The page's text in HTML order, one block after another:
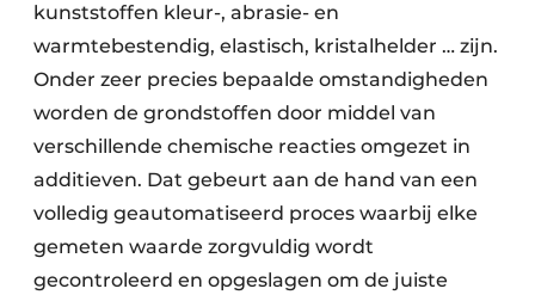
kunststoffen kleur-, abrasie- en
warmtebestendig, elastisch, kristalhelder … zijn.
Onder zeer precies bepaalde omstandigheden
worden de grondstoffen door middel van
verschillende chemische reacties omgezet in
additieven. Dat gebeurt aan de hand van een
volledig geautomatiseerd proces waarbij elke
gemeten waarde zorgvuldig wordt
gecontroleerd en opgeslagen om de juiste